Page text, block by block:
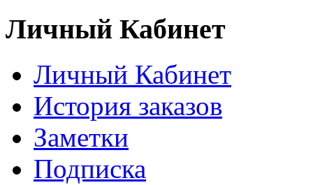
Личный Кабинет
Личный Кабинет
История заказов
Заметки
Подписка